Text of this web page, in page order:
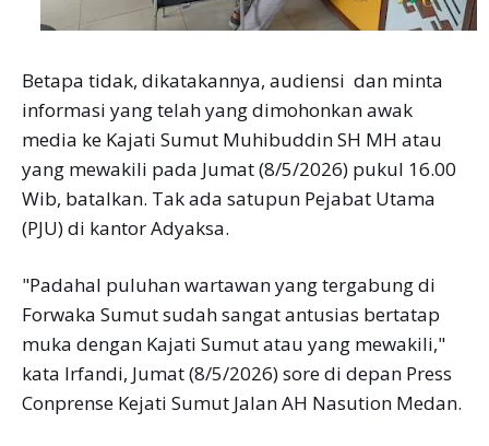
Betapa tidak, dikatakannya, audiensi dan minta
informasi yang telah yang dimohonkan awak
media ke Kajati Sumut Muhibuddin SH MH atau
yang mewakili pada Jumat (8/5/2026) pukul 16.00
Wib, batalkan. Tak ada satupun Pejabat Utama
(PJU) di kantor Adyaksa.
"Padahal puluhan wartawan yang tergabung di
Forwaka Sumut sudah sangat antusias bertatap
muka dengan Kajati Sumut atau yang mewakili,"
kata Irfandi, Jumat (8/5/2026) sore di depan Press
Conprense Kejati Sumut Jalan AH Nasution Medan.